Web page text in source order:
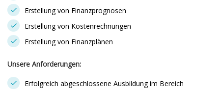
Erstellung von Finanzprognosen
Erstellung von Kostenrechnungen
Erstellung von Finanzplänen
Unsere Anforderungen:
Erfolgreich abgeschlossene Ausbildung im Bereich